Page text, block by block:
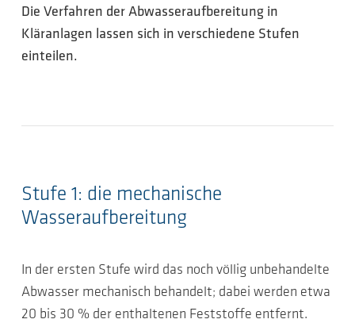
Die Verfahren der Abwasseraufbereitung in
Kläranlagen lassen sich in verschiedene Stufen
einteilen.
Stufe 1: die mechanische
Wasseraufbereitung
In der ersten Stufe wird das noch völlig unbehandelte
Abwasser mechanisch behandelt; dabei werden etwa
20 bis 30 % der enthaltenen Feststoffe entfernt.